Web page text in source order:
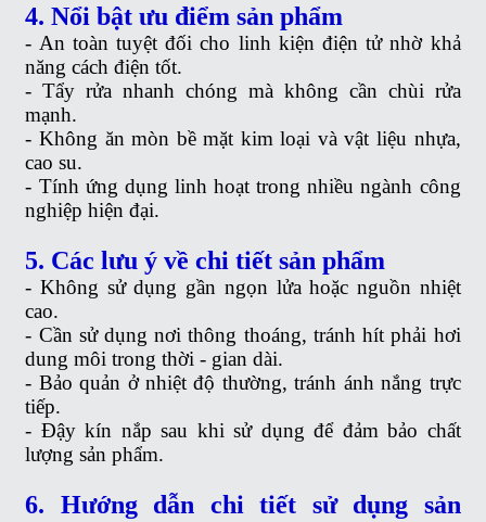
4. Nổi bật ưu điểm sản phẩm
- An toàn tuyệt đối cho linh kiện điện tử nhờ khả
năng cách điện tốt.
- Tẩy rửa nhanh chóng mà không cần chùi rửa
mạnh.
- Không ăn mòn bề mặt kim loại và vật liệu nhựa,
cao su.
- Tính ứng dụng linh hoạt trong nhiều ngành công
nghiệp hiện đại.
5. Các lưu ý về chi tiết sản phẩm
- Không sử dụng gần ngọn lửa hoặc nguồn nhiệt
cao.
- Cần sử dụng nơi thông thoáng, tránh hít phải hơi
dung môi trong thời - gian dài.
- Bảo quản ở nhiệt độ thường, tránh ánh nắng trực
tiếp.
- Đậy kín nắp sau khi sử dụng để đảm bảo chất
lượng sản phẩm.
6. Hướng dẫn chi tiết sử dụng sản